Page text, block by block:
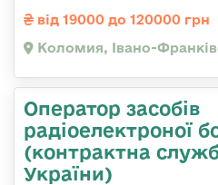
від 19000 до 120000 грн
Коломия, Івано-
Оператор засобів
радіоелектроної
(контрактна
України)